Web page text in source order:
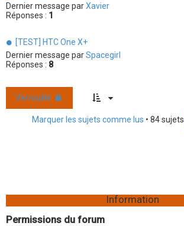
Dernier message parXavier
Réponses : 1
[TEST] HTC One X+
Dernier message parSpacegirl
Réponses : 8
Verrouillé
Marquer les sujets comme lus • 84 sujets
Information
Permissions du forum